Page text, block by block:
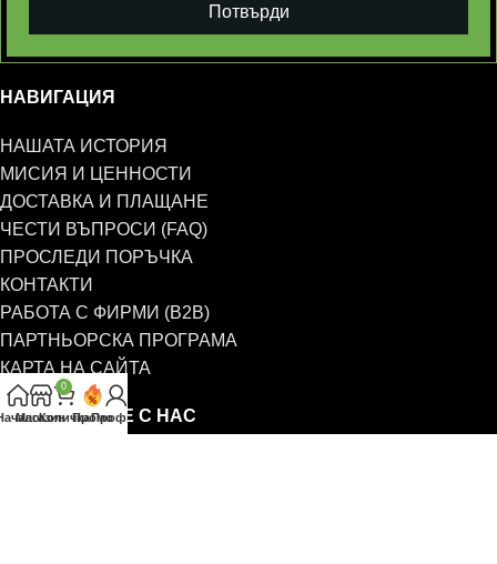
Потвърди
НАВИГАЦИЯ
НАШАТА ИСТОРИЯ
МИСИЯ И ЦЕННОСТИ
ДОСТАВКА И ПЛАЩАНЕ
ЧЕСТИ ВЪПРОСИ (FAQ)
ПРОСЛЕДИ ПОРЪЧКА
КОНТАКТИ
РАБОТА С ФИРМИ (B2B)
ПАРТНЬОРСКА ПРОГРАМА
КАРТА НА САЙТА
СВЪРЖЕТЕ СЕ С НАС
Магазин
0
КоличкаПромоПрофил